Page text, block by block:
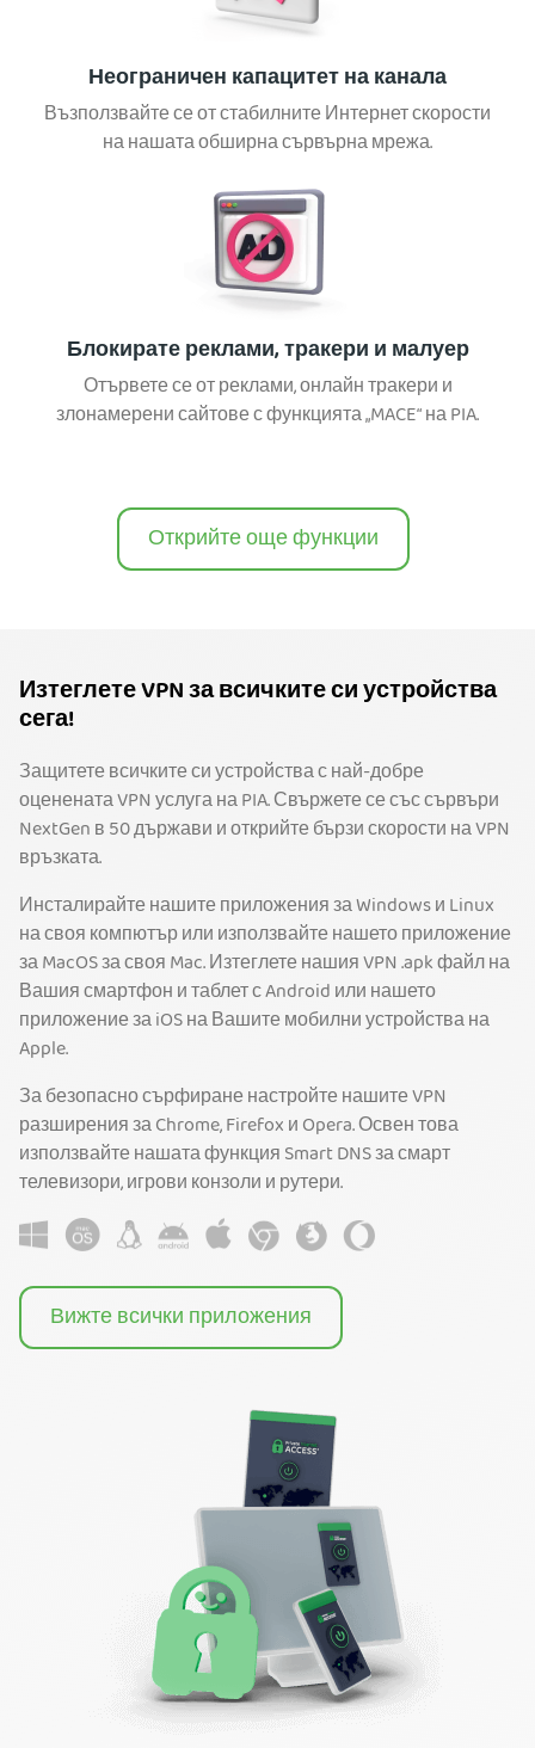
Неограничен капацитет на канала
Възползвайте се от стабилните Интернет скорости
на нашата обширна сървърна мрежа.
Блокирате реклами, тракери и малуер
Отървете се от реклами, онлайн тракери и
злонамерени сайтове с функцията „MACE“ на PIA.
Открийте още функции
Изтеглете VPN за всичките си устройства
сега!
Защитете всичките си устройства с най-добре
оценената VPN услуга на PIA. Свържете се със сървъри
NextGen в 50 държави и открийте бързи скорости на VPN
връзката.
Инсталирайте нашите приложения за Windows и Linux
на своя компютър или използвайте нашето приложение
за MacOS за своя Mac. Изтеглете нашия VPN .apk файл на
Вашия смартфон и таблет с Android или нашето
приложение за iOS на Вашите мобилни устройства на
Apple.
За безопасно сърфиране настройте нашите VPN
разширения за Chrome, Firefox и Opera. Освен това
използвайте нашата функция Smart DNS за смарт
телевизори, игрови конзоли и рутери.
Вижте всички приложения